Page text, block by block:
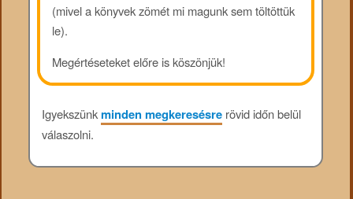
(mivel a könyvek zömét mi magunk sem töltöttük
le).
Megértéseteket előre is köszönjük!
Igyekszünkminden megkeresésrerövid időn belül
válaszolni.